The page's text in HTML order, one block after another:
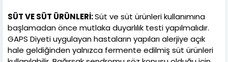
SÜT VE SÜT ÜRÜNLERİ:Süt ve süt ürünleri kullanımına
başlamadan önce mutlaka duyarlılık testi yapılmalıdır.
GAPS Diyeti uygulayan hastaların yapıları alerjiye açık
hale geldiğinden yalnızca fermente edilmiş süt ürünleri